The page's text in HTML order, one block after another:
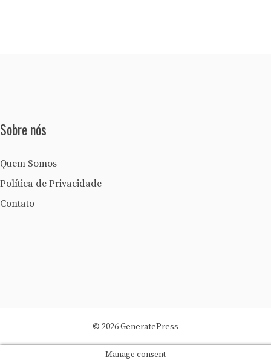
Sobre nós
Quem Somos
Política de Privacidade
Contato
© 2026 GeneratePress
Manage consent